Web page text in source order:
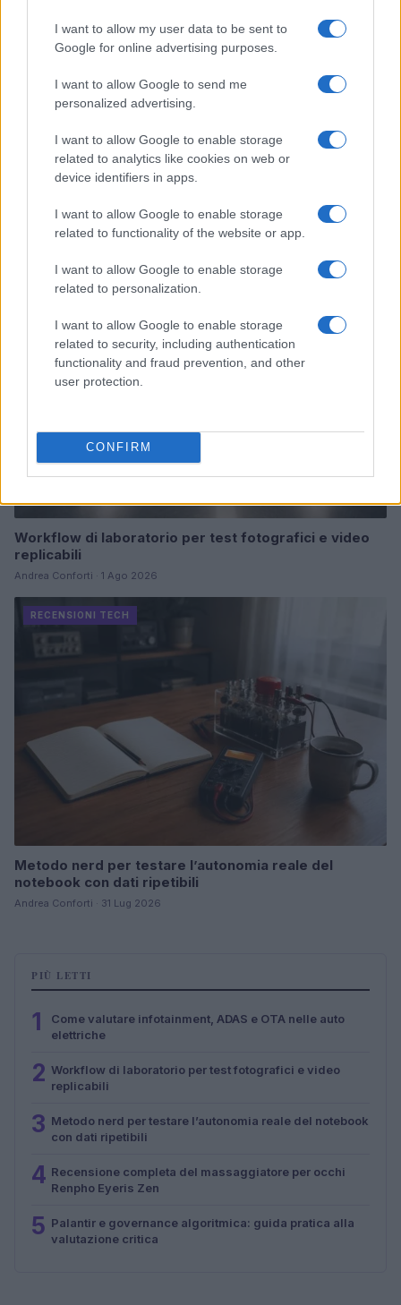
I want to allow my user data to be sent to
Google for online advertising purposes.
I want to allow Google to send me
personalized advertising.
I want to allow Google to enable storage
related to analytics like cookies on web or
device identifiers in apps.
I want to allow Google to enable storage
related to functionality of the website or app.
I want to allow Google to enable storage
related to personalization.
I want to allow Google to enable storage
related to security, including authentication
functionality and fraud prevention, and other
user protection.
CONFIRM
Come valutare infotainment, ADAS e OTA nelle auto
elettriche
RECENSIONI TECH
Workflow di laboratorio per test fotografici e video
replicabili
Andrea Conforti · 1 Ago 2026
RECENSIONI TECH
Metodo nerd per testare l’autonomia reale del
notebook con dati ripetibili
Andrea Conforti · 31 Lug 2026
PIÙ LETTI
1
Come valutare infotainment, ADAS e OTA nelle auto
elettriche
2 Workflow di laboratorio per test fotografici e video
replicabili
3 Metodo nerd per testare l’autonomia reale del notebook
con dati ripetibili
4 Recensione completa del massaggiatore per occhi
Renpho Eyeris Zen
5 Palantir e governance algoritmica: guida pratica alla
valutazione critica